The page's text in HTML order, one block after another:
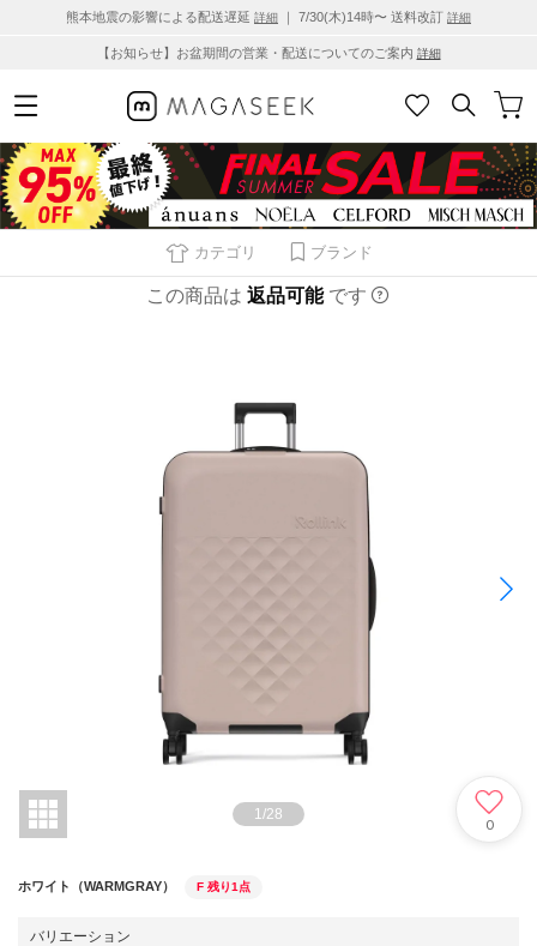
熊本地震の影響による配送遅延 詳細 ｜ 7/30(木)14時〜 送料改訂 詳細
【お知らせ】お盆期間の営業・配送についてのご案内 詳細
カテゴリ ブランド
この商品は 返品可能 です
1 /28
0
ホワイト（WARMGRAY） F 残り1点
バリエーション